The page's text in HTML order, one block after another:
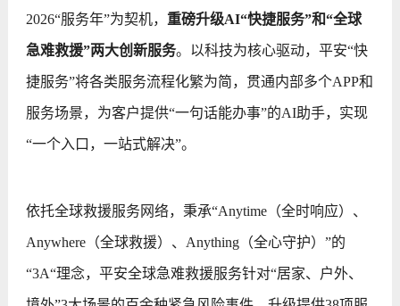
2026“服务年”为契机， 重磅升级AI“快捷服务”和“全球
急难救援”两大创新服务。以科技为核心驱动，平安“快
捷服务”将各类服务流程化繁为简，贯通内部多个APP和
服务场景，为客户提供“一句话能办事”的AI助手，实现
“一个入口，一站式解决”。
依托全球救援服务网络，秉承“Anytime（全时响应）、
Anywhere（全球救援）、Anything（全心守护）”的
“3A“理念，平安全球急难救援服务针对“居家、户外、